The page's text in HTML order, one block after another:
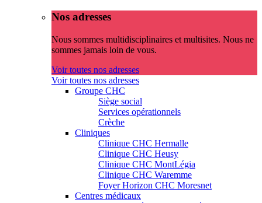
Nos adresses
Nous sommes multidisciplinaires et multisites. Nous ne
sommes jamais loin de vous.
Voir toutes nos adresses
Voir toutes nos adresses
Groupe CHC
Siège social
Services opérationnels
Crèche
Cliniques
Clinique CHC Hermalle
Clinique CHC Heusy
Clinique CHC MontLégia
Clinique CHC Waremme
Foyer Horizon CHC Moresnet
Centres médicaux